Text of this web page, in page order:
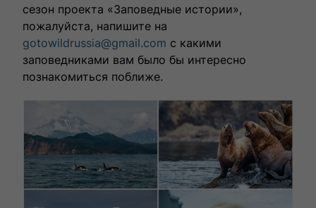
сезон проекта «Заповедные истории»,
пожалуйста, напишите на
gotowildrussia@gmail.com с какими
заповедниками вам было бы интересно
познакомиться поближе.